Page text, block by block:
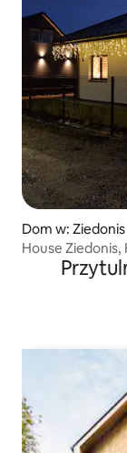
Dom w: Ziedonis
House Ziedonis,